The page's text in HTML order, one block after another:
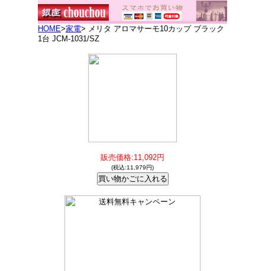
HOME>家電> メリタ アロマサーモ10カップ ブラック
1台 JCM-1031/SZ
販売価格:11,092円
(税込:11,979円)